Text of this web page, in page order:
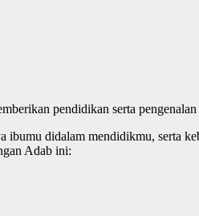
pendidikan serta
didalam mendidikmu, serta
Adab ini: